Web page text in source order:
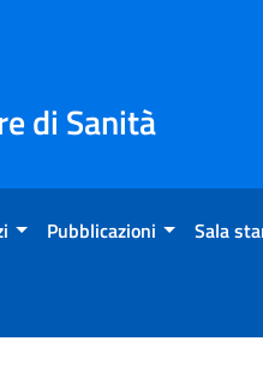
di Sanità
Pubblicazioni Sala